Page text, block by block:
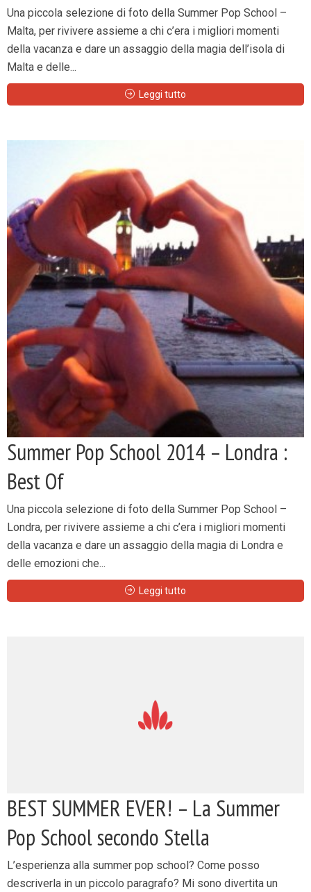
Una piccola selezione di foto della Summer Pop School –
Malta, per rivivere assieme a chi c’era i migliori momenti
della vacanza e dare un assaggio della magia dell’isola di
Malta e delle...
Leggi tutto
Summer Pop School 2014 – Londra :
Best Of
Una piccola selezione di foto della Summer Pop School –
Londra, per rivivere assieme a chi c’era i migliori momenti
della vacanza e dare un assaggio della magia di Londra e
delle emozioni che...
Leggi tutto
BEST SUMMER EVER! – La Summer
Pop School secondo Stella
L’esperienza alla summer pop school? Come posso
descriverla in un piccolo paragrafo? Mi sono divertita un